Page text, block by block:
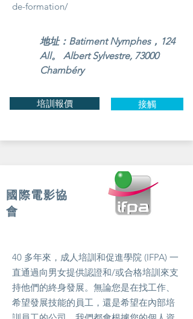
de-formation/
地址：Batiment Nymphes，124
All。 Albert Sylvestre, 73000
Chambéry
培訓報價 接觸
國際電影協
會
40 多年來，成人培訓和促進學院 (IFPA) 一
直通過向男女提供認證和/或合格培訓來支
持他們的終身發展。無論您是在找工作、
希望發展技能的員工，還是希望在內部培